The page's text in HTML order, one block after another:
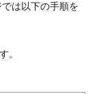
は以下の手順を
。